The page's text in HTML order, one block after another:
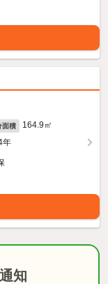
面積 164.9㎡
年
知